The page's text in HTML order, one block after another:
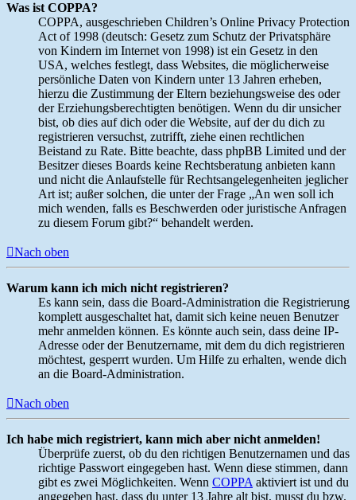
Was ist COPPA?
COPPA, ausgeschrieben Children’s Online Privacy Protection
Act of 1998 (deutsch: Gesetz zum Schutz der Privatsphäre
von Kindern im Internet von 1998) ist ein Gesetz in den
USA, welches festlegt, dass Websites, die möglicherweise
persönliche Daten von Kindern unter 13 Jahren erheben,
hierzu die Zustimmung der Eltern beziehungsweise des oder
der Erziehungsberechtigten benötigen. Wenn du dir unsicher
bist, ob dies auf dich oder die Website, auf der du dich zu
registrieren versuchst, zutrifft, ziehe einen rechtlichen
Beistand zu Rate. Bitte beachte, dass phpBB Limited und der
Besitzer dieses Boards keine Rechtsberatung anbieten kann
und nicht die Anlaufstelle für Rechtsangelegenheiten jeglicher
Art ist; außer solchen, die unter der Frage „An wen soll ich
mich wenden, falls es Beschwerden oder juristische Anfragen
zu diesem Forum gibt?“ behandelt werden.
Nach oben
Warum kann ich mich nicht registrieren?
Es kann sein, dass die Board-Administration die Registrierung
komplett ausgeschaltet hat, damit sich keine neuen Benutzer
mehr anmelden können. Es könnte auch sein, dass deine IP-
Adresse oder der Benutzername, mit dem du dich registrieren
möchtest, gesperrt wurden. Um Hilfe zu erhalten, wende dich
an die Board-Administration.
Nach oben
Ich habe mich registriert, kann mich aber nicht anmelden!
Überprüfe zuerst, ob du den richtigen Benutzernamen und das
richtige Passwort eingegeben hast. Wenn diese stimmen, dann
gibt es zwei Möglichkeiten. Wenn COPPA aktiviert ist und du
angegeben hast, dass du unter 13 Jahre alt bist, musst du bzw.